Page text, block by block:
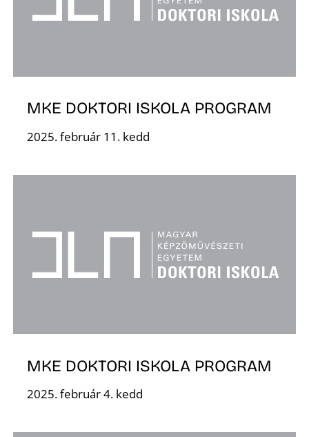
MKE DOKTORI ISKOLA PROGRAM
2025. február 11. kedd
MKE DOKTORI ISKOLA PROGRAM
2025. február 4. kedd